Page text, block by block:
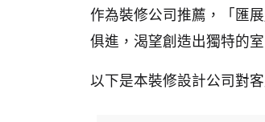
作為裝修公司推薦，「匯
俱進，渴望創造出獨特的
以下是本裝修設計公司對